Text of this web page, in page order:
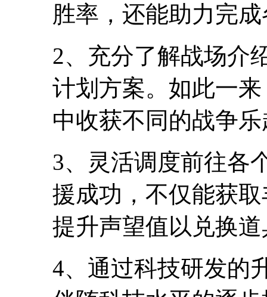
胜率，还能助力完
2、充分了解战场介
计划方案。如此一
中收获不同的战争
3、灵活调度前往各
援成功，不仅能获
提升声望值以兑换
4、通过科技研发的